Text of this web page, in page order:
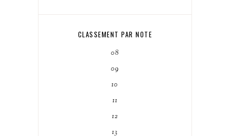
CLASSEMENT PAR NOTE
08
09
10
11
12
13